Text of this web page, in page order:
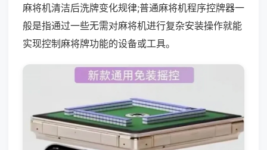
麻将机清洁后洗牌变化规律;普通麻将机程序控牌器一
般是指通过一些无需对麻将机进行复杂安装操作就能
实现控制麻将牌功能的设备或工具。